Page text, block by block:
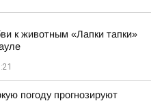
к животным «Лапки тапки»
погоду прогнозируют